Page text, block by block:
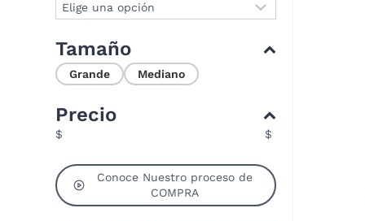
Tamaño
Grande Mediano
Precio
$ $
Conoce Nuestro proceso de
COMPRA